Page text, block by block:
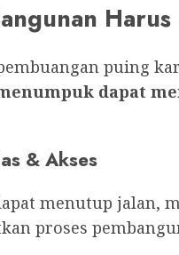
puing
dapat
& Akses
menutup jalan,
proses